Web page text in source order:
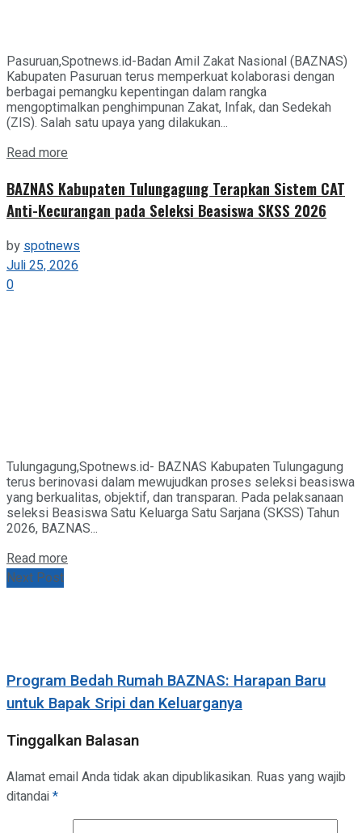
Pasuruan,Spotnews.id-Badan Amil Zakat Nasional (BAZNAS)
Kabupaten Pasuruan terus memperkuat kolaborasi dengan
berbagai pemangku kepentingan dalam rangka
mengoptimalkan penghimpunan Zakat, Infak, dan Sedekah
(ZIS). Salah satu upaya yang dilakukan...
Read more
BAZNAS Kabupaten Tulungagung Terapkan Sistem CAT
Anti-Kecurangan pada Seleksi Beasiswa SKSS 2026
byspotnews
Juli 25, 2026
0
Tulungagung,Spotnews.id- BAZNAS Kabupaten Tulungagung
terus berinovasi dalam mewujudkan proses seleksi beasiswa
yang berkualitas, objektif, dan transparan. Pada pelaksanaan
seleksi Beasiswa Satu Keluarga Satu Sarjana (SKSS) Tahun
2026, BAZNAS...
Read more
Next Post
Program Bedah Rumah BAZNAS: Harapan Baru
untuk Bapak Sripi dan Keluarganya
Tinggalkan Balasan
Alamat email Anda tidak akan dipublikasikan. Ruas yang wajib
ditandai*